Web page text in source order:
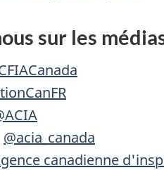
sur les
@acia_canada
canadienne